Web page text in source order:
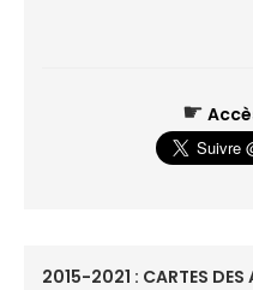
☛
2015-2021 : CARTES DES